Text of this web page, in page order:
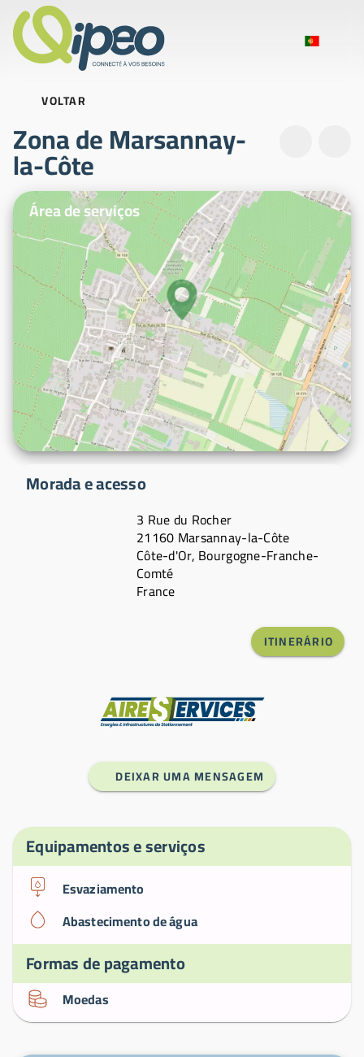
VOLTAR
Zona de Marsannay-
la-Côte
Fotografias ilustrativas
Área de serviços
Morada e acesso
3 Rue du Rocher
21160 Marsannay-la-Côte
Côte-d'Or, Bourgogne-Franche-
Comté
France
ITINERÁRIO
Fabricante
DEIXAR UMA MENSAGEM
Equipamentos e serviços
Esvaziamento
Abastecimento de água
Formas de pagamento
Moedas